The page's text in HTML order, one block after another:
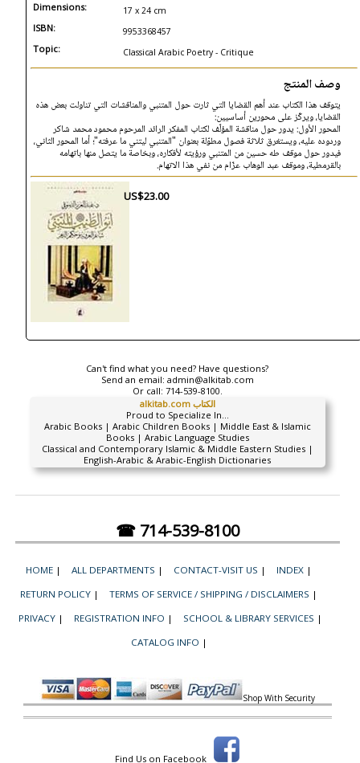
Dimensions: 17 x 24 cm
ISBN: 9953368457
Topic: Classical Arabic Poetry - Critique
وصف المنتج
يتوقف هذا الكتاب عند أهم القضايا التي ثارت حول المتنبي والمناقشات التي تناولت بعض هذه
القضايا، ويركّز على محورين أساسيين:
المحور الأول: يدور حول مناقشة المؤلّف لكتاب المفكر الرائد المرحوم محمود محمد شاكر
وردوده عليه، ويستغرق ثلاثة فصول مطوّلة بعنوان "المتنبي ليتني ما عرفته"؛ أما المحور الثاني،
فيدور حول موقف طه حسين من المتنبي ورؤيته لأفكاره، وبخاصة ما يتصل منها باتهامه
بالقرمطية، وموقف عبد الوهاب عزّام من نفي هذا الاتهام.
US$23.00
Can't find what you need? Have questions?
Send an email: admin@alkitab.com
Or call: 714-539-8100.
alkitab.com الكتاب
Proud to Specialize In...
Arabic Books | Arabic Children Books | Middle East & Islamic
Books | Arabic Language Studies
Classical and Contemporary Islamic & Middle Eastern Studies |
English-Arabic & Arabic-English Dictionaries
☎ 714-539-8100
HOME | ALL DEPARTMENTS | CONTACT-VISIT US | INDEX |
RETURN POLICY | TERMS OF SERVICE / SHIPPING / DISCLAIMERS |
PRIVACY | REGISTRATION INFO | SCHOOL & LIBRARY SERVICES |
CATALOG INFO |
Shop With Security
Find Us on Facebook